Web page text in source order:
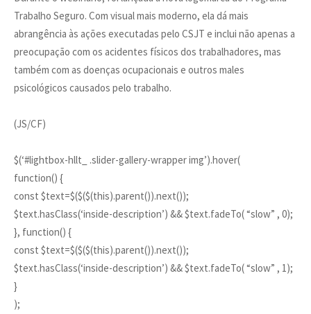
Trabalho Seguro. Com visual mais moderno, ela dá mais
abrangência às ações executadas pelo CSJT e inclui não apenas a
preocupação com os acidentes físicos dos trabalhadores, mas
também com as doenças ocupacionais e outros males
psicológicos causados pelo trabalho.
(JS/CF)
$(‘#lightbox-hllt_ .slider-gallery-wrapper img’).hover(
function() {
const $text=$($($(this).parent()).next());
$text.hasClass(‘inside-description’) && $text.fadeTo( “slow” , 0);
}, function() {
const $text=$($($(this).parent()).next());
$text.hasClass(‘inside-description’) && $text.fadeTo( “slow” , 1);
}
);